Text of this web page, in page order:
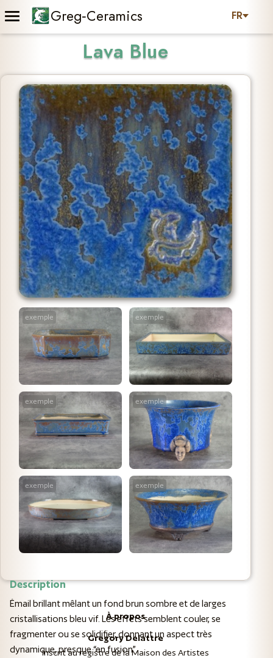
Greg‑Ceramics FR
Lava Blue
exemple exemple
exemple exemple
exemple exemple
Description
Émail brillant mêlant un fond brun sombre et de larges
cristallisations bleu vif. Les effets semblent couler, se
fragmenter ou se solidifier, donnant un aspect très
dynamique, presque “en fusion”.
À propos
Gregory Delattre
Inscrit au registre de la Maison des Artistes